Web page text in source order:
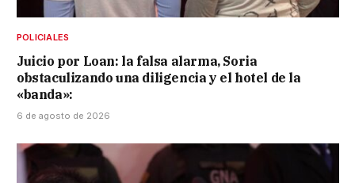
POLICIALES
Juicio por Loan: la falsa alarma, Soria
obstaculizando una diligencia y el hotel de la
«banda»:
6 de agosto de 2026